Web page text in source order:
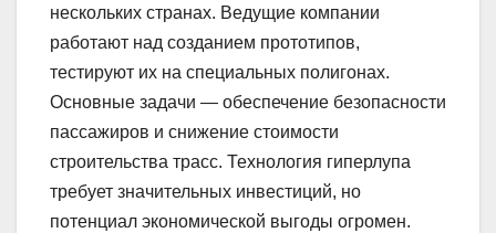
нескольких странах. Ведущие компании
работают над созданием прототипов,
тестируют их на специальных полигонах.
Основные задачи — обеспечение безопасности
пассажиров и снижение стоимости
строительства трасс. Технология гиперлупа
требует значительных инвестиций, но
потенциал экономической выгоды огромен.